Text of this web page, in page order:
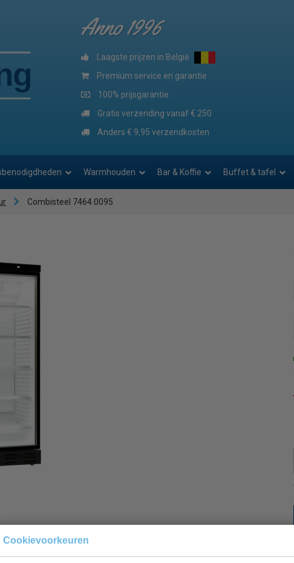
Cookievoorkeuren
Anno 1996
Laagste prijzen in België
Premium service en garantie
100% prijsgarantie
Gratis verzending vanaf € 250
Anders € 9,95 verzendkosten
Warmhouden Bar & Koffie Buffet & tafel
Combisteel 7464.0095